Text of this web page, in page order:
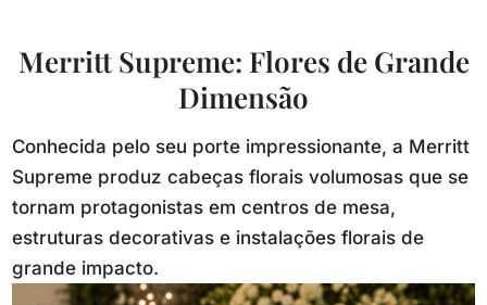
Merritt Supreme: Flores de Grande
Dimensão
Conhecida pelo seu porte impressionante, a Merritt
Supreme produz cabeças florais volumosas que se
tornam protagonistas em centros de mesa,
estruturas decorativas e instalações florais de
grande impacto.